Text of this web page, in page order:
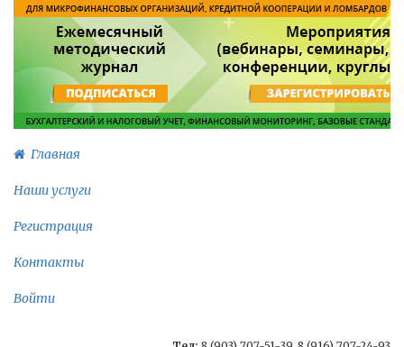
Главная
Наши услуги
Регистрация
Контакты
Войти